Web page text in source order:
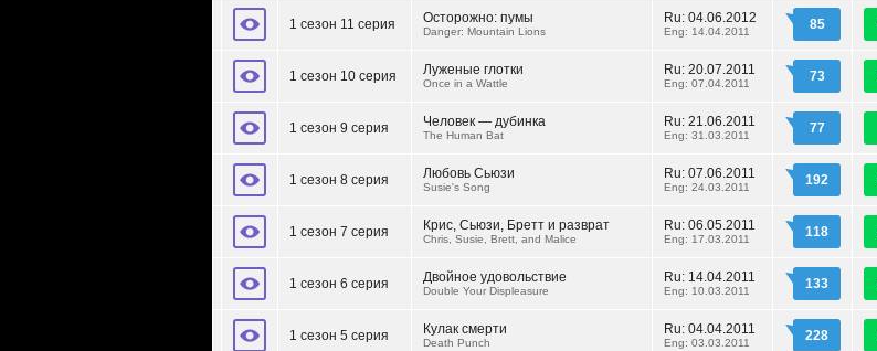
1 сезон 11 серия Осторожно: пумы
Danger: Mountain Lions
Ru: 04.06.2012
Eng: 14.04.2011 85
1 сезон 10 серия Луженые глотки
Once in a Wattle
Ru: 20.07.2011
Eng: 07.04.2011 73
1 сезон 9 серия Человек — дубинка
The Human Bat
Ru: 21.06.2011
Eng: 31.03.2011 77
1 сезон 8 серия Любовь Сьюзи
Susie's Song
Ru: 07.06.2011
Eng: 24.03.2011 192
1 сезон 7 серия Крис, Сьюзи, Бретт и разврат
Chris, Susie, Brett, and Malice
Ru: 06.05.2011
Eng: 17.03.2011 118
1 сезон 6 серия Двойное удовольствие
Double Your Displeasure
Ru: 14.04.2011
Eng: 10.03.2011 133
1 сезон 5 серия Кулак смерти
Death Punch
Ru: 04.04.2011
Eng: 03.03.2011 228